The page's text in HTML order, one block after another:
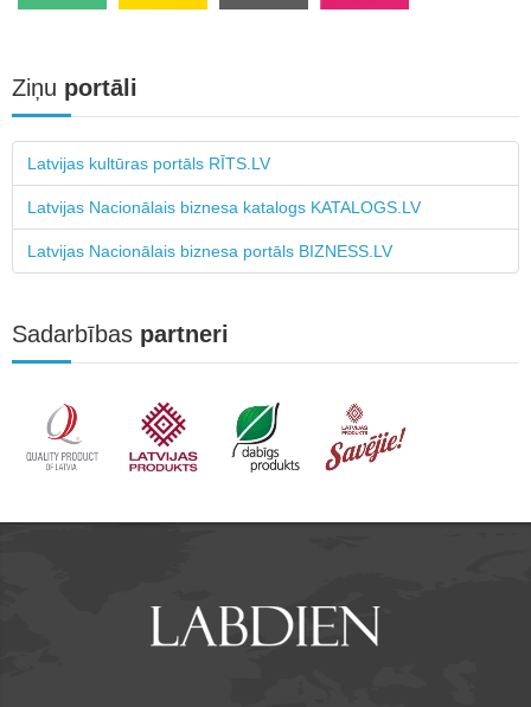
Ziņu portāli
Latvijas kultūras portāls RĪTS.LV
Latvijas Nacionālais biznesa katalogs KATALOGS.LV
Latvijas Nacionālais biznesa portāls BIZNESS.LV
Sadarbības partneri